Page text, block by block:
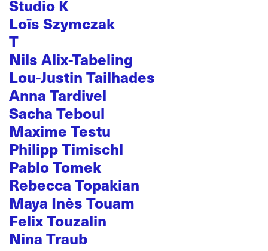
Studio K
Loïs Szymczak
T
Nils Alix-Tabeling
Lou-Justin Tailhades
Anna Tardivel
Sacha Teboul
Maxime Testu
Philipp Timischl
Pablo Tomek
Rebecca Topakian
Maya Inès Touam
Felix Touzalin
Nina Traub